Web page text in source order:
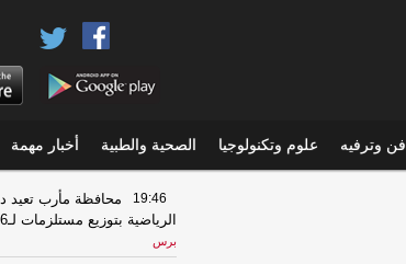
فن وترفيه علوم وتكنولوجيا الصحية والطبية أخبار مهمة
19:46
محافظة مأرب تعيد
الرياضية بتوزيع مستلزمات لـ16 نادياً
برس